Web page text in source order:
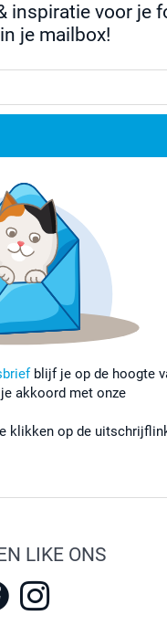
inspiratie voor je
je mailbox!
blijf je op de hoogte
akkoord met onze
klikken op de
LIKE ONS